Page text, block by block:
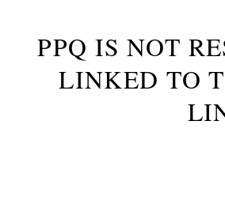
PPQ IS NOT
LINKED TO